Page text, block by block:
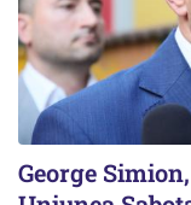
George